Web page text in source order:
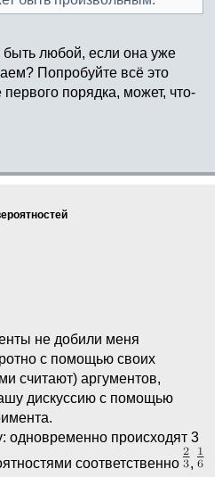
быть любой, если она уже
Попробуйте всё это
порядка, может, что-
не добили меня
с помощью своих
считают) аргументов,
дискуссию с помощью
одновременно происходят 3
соответственно
,